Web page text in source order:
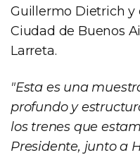
Guillermo Dietrich y
Ciudad de Buenos
Larreta.
"Esta es una
profundo y
los trenes que
Presidente, junto a